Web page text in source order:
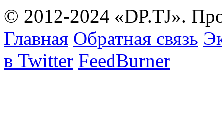
© 2012-2024 «DP.TJ».
Главная Обратная связь
в Twitter FeedBurner